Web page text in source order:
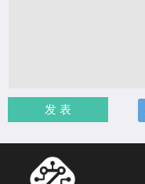
发 表